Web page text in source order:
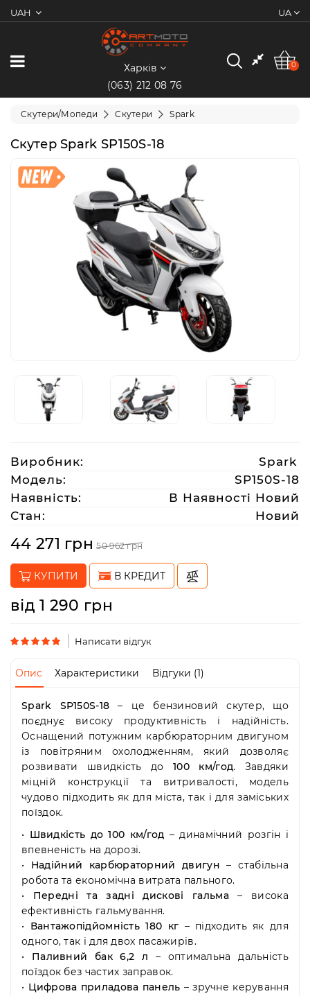
UAH UA
0
Категорії
Мотоцикли
Скутери/
Мопеди
Електротранспорт
Екіпіювання
Запчастини
(063)
212
08
76
artmoto.info@gmail.com
Режим
роботи:
Пт
-
19:00
10:00
-
19:00
Нд
-
вихідний
Харків
(063) 212 08 76
0
Скутери/Мопеди Скутери Spark
Скутер Spark SP150S-18
Виробник:
Spark
Модель:
SP150S-18
Наявність:
В Наявності Новий
Стан:
Новий
44 271 грн 50 962 грн
КУПИТИ В КРЕДИТ
від 1 290 грн
Написати відгук
Опис Характеристики Відгуки (1)
Spark SP150S-18 – це бензиновий скутер, що
поєднує високу продуктивність і надійність.
Оснащений потужним карбюраторним двигуном
із повітряним охолодженням, який дозволяє
розвивати швидкість до100 км/год. Завдяки
міцній конструкції та витривалості, модель
чудово підходить як для міста, так і для заміських
поїздок.
• Швидкість до 100 км/год – динамічний розгін і
впевненість на дорозі.
• Надійний карбюраторний двигун – стабільна
робота та економічна витрата пального.
• Передні та задні дискові гальма– висока
ефективність гальмування.
• Вантажопідйомність 180 кг – підходить як для
одного, так і для двох пасажирів.
• Паливний бак 6,2 л – оптимальна дальність
поїздок без частих заправок.
• Цифрова приладова панель – зручне керування